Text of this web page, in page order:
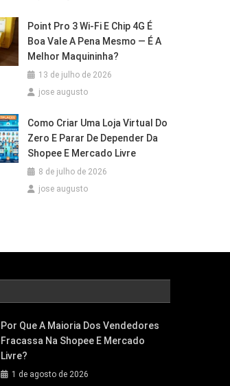
Point Pro 3 Wi‑Fi E Chip 4G É
Boa Vale A Pena Mesmo — É A
Melhor Maquininha?
13 de julho de 2026
jose augusto
Como Criar Uma Loja Virtual Do
Zero E Parar De Depender Da
Shopee E Mercado Livre
8 de julho de 2026
jose augusto
Por Que A Maioria Dos Vendedores
Fracassa Na Shopee E Mercado
Livre?
1 de agosto de 2026